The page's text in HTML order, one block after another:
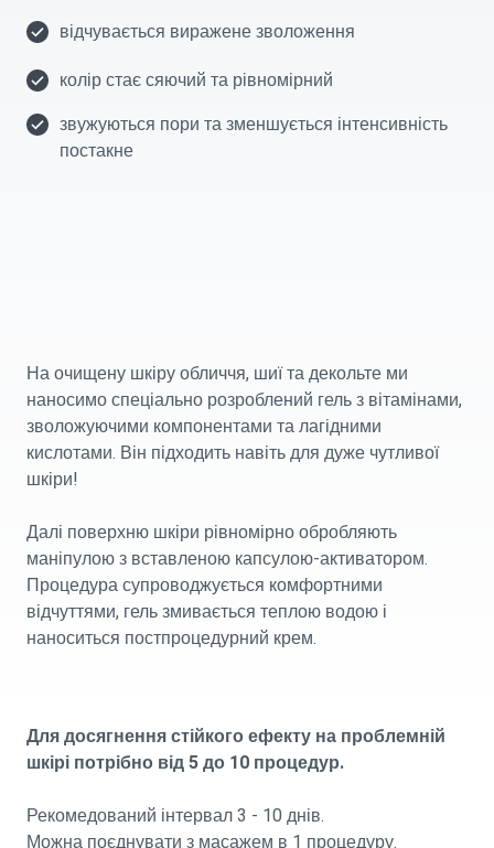
відчувається виражене зволоження
колір стає сяючий та рівномірний
звужуються пори та зменшується інтенсивність
постакне
На очищену шкіру обличчя, шиї та декольте ми
наносимо спеціально розроблений гель з вітамінами,
зволожуючими компонентами та лагідними
кислотами. Він підходить навіть для дуже чутливої
шкіри!
Далі поверхню шкіри рівномірно обробляють
маніпулою з вставленою капсулою-активатором.
Процедура супроводжується комфортними
відчуттями, гель змивається теплою водою і
наноситься постпроцедурний крем.
Для досягнення стійкого ефекту на проблемній
шкірі потрібно від 5 до 10 процедур.
Рекомедований інтервал 3 - 10 днів.
Можна поєднувати з масажем в 1 процедуру.